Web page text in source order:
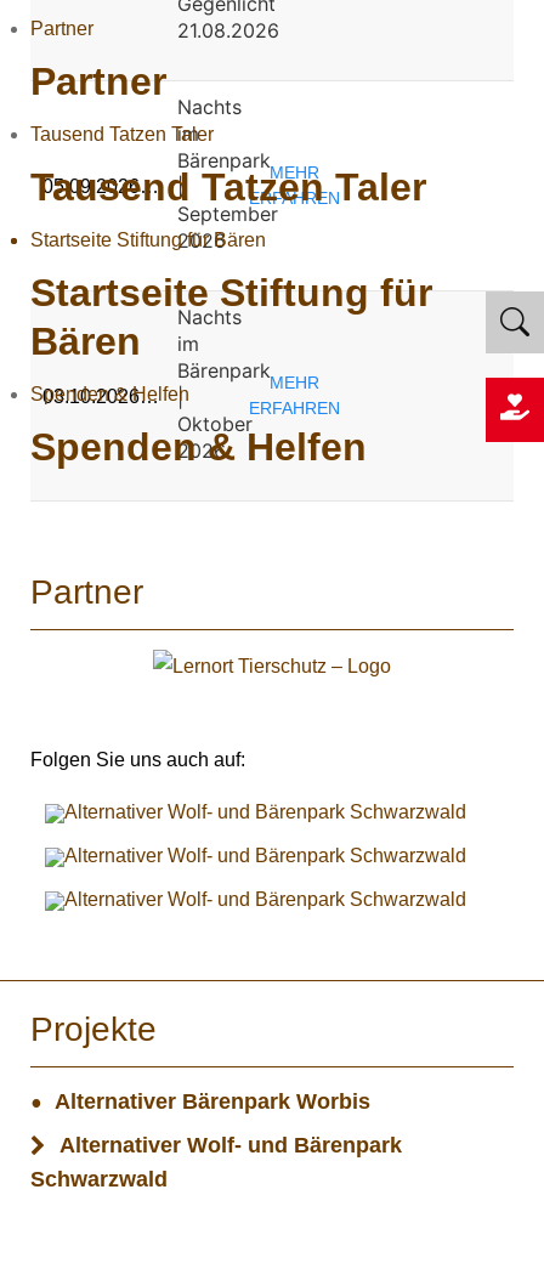
Partner
Partner
Tausend Tatzen Taler
Tausend Tatzen Taler
Startseite Stiftung für Bären
Startseite Stiftung für
Bären
Spenden & Helfen
Spenden & Helfen
21.08.2026
05.09.2026…
Nachts
im
Bärenpark
|
September
2026
MEHR
ERFAHREN
03.10.2026…
Nachts
im
Bärenpark
|
Oktober
2026
MEHR
ERFAHREN
Partner
Folgen Sie uns auch auf:
Projekte
Alternativer Bärenpark Worbis
Alternativer Wolf- und Bärenpark
Schwarzwald